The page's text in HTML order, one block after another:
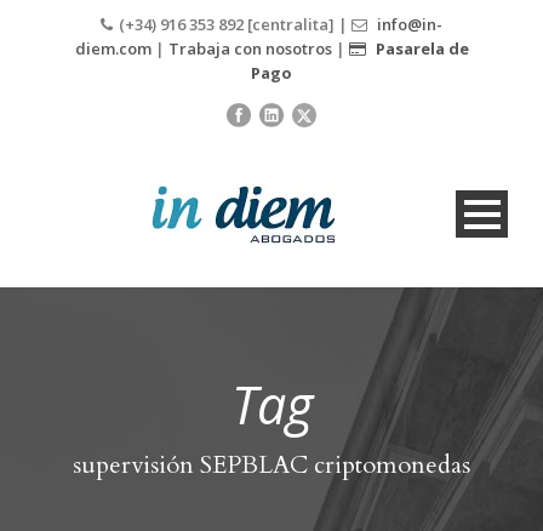
(+34) 916 353 892 [centralita] |
info@in-
diem.com| Trabaja con nosotros|
Pasarela de
Pago
Tag
supervisión SEPBLAC criptomonedas